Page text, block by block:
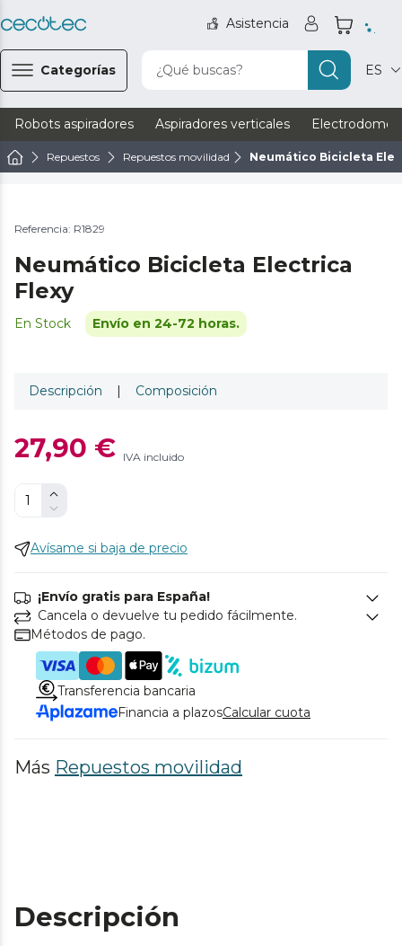
Asistencia
Categorías ¿Qué buscas? ES
Robots aspiradores Aspiradores verticales
Repuestos Repuestos movilidad Neumático Bicicleta
Referencia: R1829
Neumático Bicicleta Electrica
Flexy
En Stock Envío en 24-72 horas.
Descripción | Composición
27,90 € IVA incluido
Avísame si baja de precio
¡Envío gratis para España!
Cancela o devuelve tu pedido fácilmente.
Métodos de pago.
Transferencia bancaria
Financia a plazosCalcular cuota
Más Repuestos movilidad
Descripción